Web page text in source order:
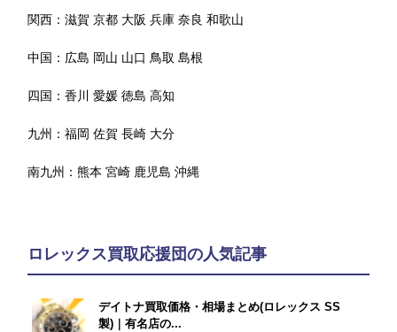
関西：滋賀 京都 大阪 兵庫 奈良 和歌山
中国： 広島 岡山 山口 鳥取 島根
四国：香川 愛媛 徳島 高知
九州：福岡 佐賀 長崎 大分
南九州：熊本 宮崎 鹿児島 沖縄
ロレックス買取応援団の人気記事
デイトナ買取価格・相場まとめ(ロレックス SS
製)｜有名店の...